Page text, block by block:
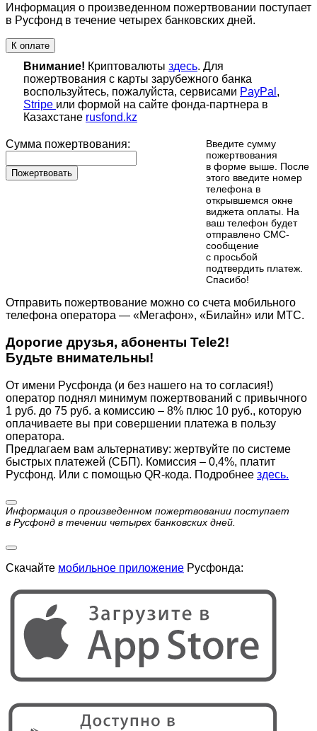
Информация о произведенном пожертвовании поступает
в Русфонд в течение четырех банковских дней.
К оплате
Внимание! Криптовалюты здесь. Для
пожертвования с карты зарубежного банка
воспользуйтесь, пожалуйста, сервисами PayPal ,
Stripe или формой на сайте фонда-партнера в
Казахстане rusfond.kz
Сумма пожертвования:
Пожертвовать
Введите сумму
пожертвования
в форме выше. После
этого введите номер
телефона в
открывшемся окне
виджета оплаты. На
ваш телефон будет
отправлено СМС-
сообщение
с просьбой
подтвердить платеж.
Cпасибо!
Отправить пожертвование можно со счета мобильного
телефона оператора — «Мегафон», «Билайн» или МТС.
Дорогие друзья, абоненты Tele2!
Будьте внимательны!
От имени Русфонда (и без нашего на то согласия!)
оператор поднял минимум пожертвований с привычного
1 руб. до 75 руб. а комиссию – 8% плюс 10 руб., которую
оплачиваете вы при совершении платежа в пользу
оператора.
Предлагаем вам альтернативу: жертвуйте по cистеме
быстрых платежей (СБП). Комиссия – 0,4%, платит
Русфонд. Или с помощью QR-кода. Подробнее здесь.
Информация о произведенном пожертвовании поступает
в Русфонд в течении четырех банковских дней.
Скачайте мобильное приложение Русфонда: